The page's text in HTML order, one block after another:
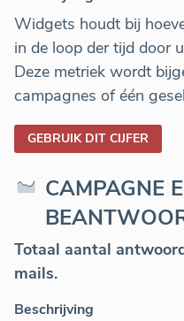
Widgets houdt bij
in de loop der tijd door
Deze metriek wordt
campagnes of één
GEBRUIK DIT CIJFER
CAMPAGNE
Totaal aantal
mails.
Beschrijving